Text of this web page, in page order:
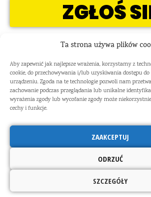
Ta strona używa plików
Aby zapewnić jak najlepsze wrażenia, korzystamy z
cookie, do przechowywania i/lub uzyskiwania dostępu
urządzeniu. Zgoda na te technologie pozwoli nam
zachowanie podczas przeglądania lub unikalne
wyrażenia zgody lub wycofanie zgody może
cechy i funkcje.
ZAAKCEPTUJ
ODRZUĆ
SZCZEGÓŁY
ZGŁOŚ
W CENIE: udział w szkoleniu,
Kontakt:
SZKOŁA INSIGHTÓW PTBRiO
ul. Szarotki 11, 02-609 Warszawa
regulamin